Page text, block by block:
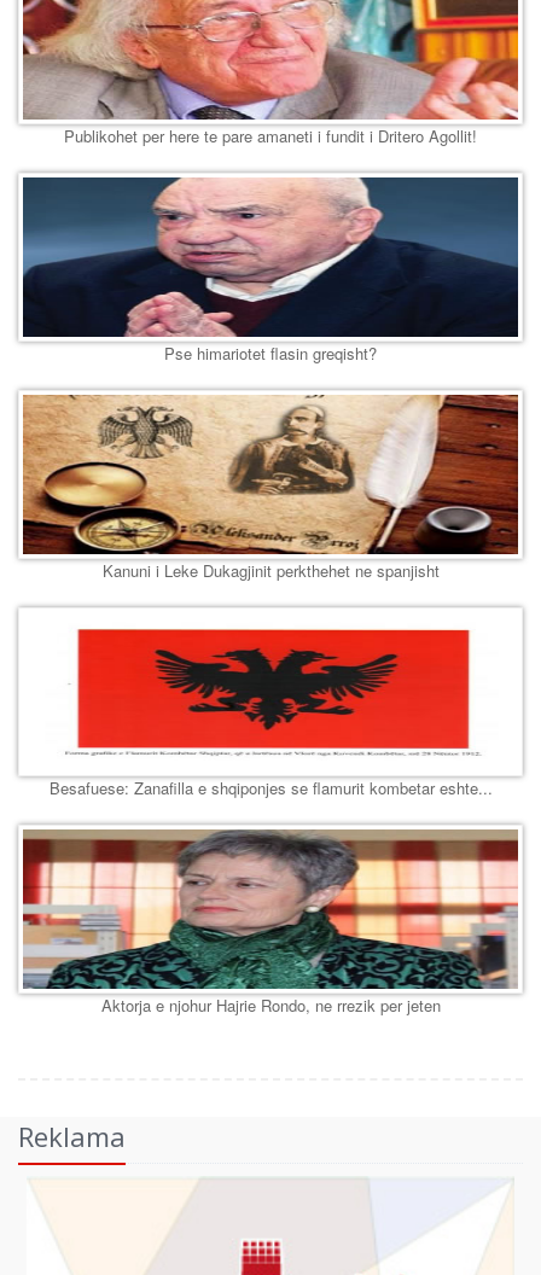
Publikohet per here te pare amaneti i fundit i Dritero Agollit!
Pse himariotet flasin greqisht?
Kanuni i Leke Dukagjinit perkthehet ne spanjisht
Besafuese: Zanafilla e shqiponjes se flamurit kombetar eshte...
Aktorja e njohur Hajrie Rondo, ne rrezik per jeten
Reklama